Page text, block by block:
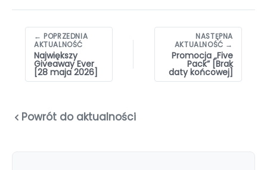
Nawigacja
wpisów
← POPRZEDNIA
AKTUALNOŚĆ
Największy
Giveaway Ever
[28 maja 2026]
NASTĘPNA
AKTUALNOŚĆ →
Promocja „Five
Pack” [Brak
daty końcowej]
Powrót do aktualności